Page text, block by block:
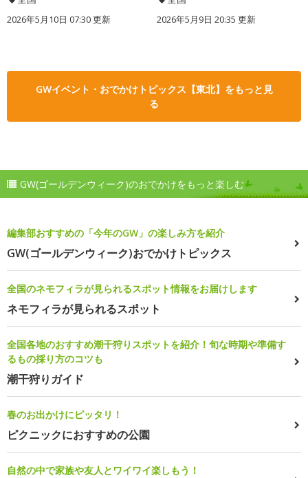
2026年5月10日 07:30 更新 2026年5月9日 20:35 更新
GWイベント・おでかけトピックス【東北】をもっと見
る
GW(ゴールデンウィーク)のおでかけをもっと楽しむ
編集部おすすめの「今年のGW」の楽しみ方を紹介
GW(ゴールデンウィーク)おでかけトピックス
全国のネモフィラが見られるスポット情報をお届けします
ネモフィラが見られるスポット
全国各地のおすすめ潮干狩りスポットを紹介！旬な時期や準備す
るもの採り方のコツも
潮干狩りガイド
春のお出かけにピッタリ！
ピクニックにおすすめの公園
自然の中で家族や友人とワイワイ楽しもう！